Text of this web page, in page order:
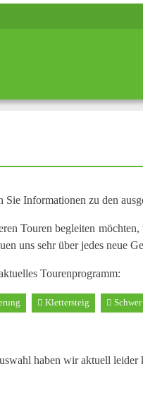
Sie Informationen zu den
Touren begleiten
uns sehr über jedes neue
Tourenprogramm:
Klettersteig Schwer
haben wir aktuell leider